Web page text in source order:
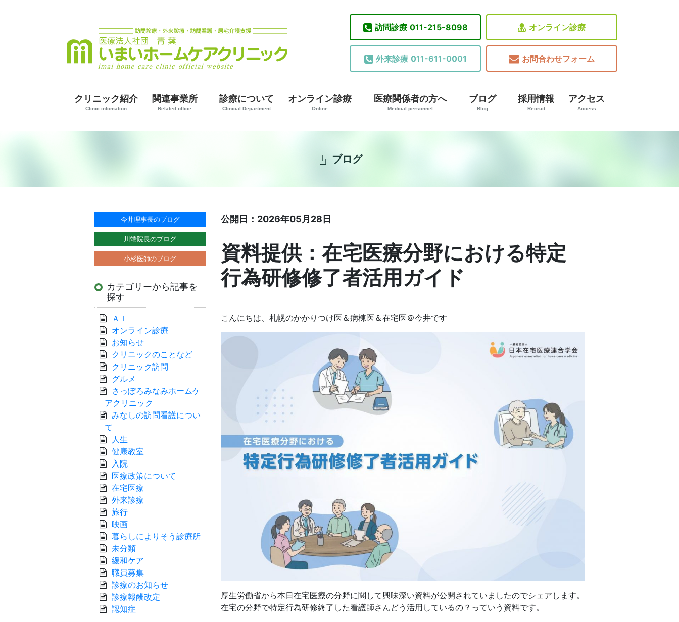
訪問診療 011-215-8098
外来診療 011-611-0001
オンライン診療
お問合わせフォーム
クリニック紹介
Clinic infomation
関連事業所
Related office
診療について
Clinical Department
オンライン診療
Online
医療関係者の方へ
Medical personnel
ブログ
Blog
採用情報
Recruit
アクセス
Access
ブログ
公開日：2026年05月28日
資料提供：在宅医療分野における特定
行為研修修了者活用ガイド
こんにちは、札幌のかかりつけ医＆病棟医＆在宅医＠今井です
厚生労働省から本日在宅医療の分野に関して興味深い資料が公開されていましたのでシェアします。
在宅の分野で特定行為研修終了した看護師さんどう活用しているの？っていう資料です。
今井理事長のブログ
川端院長のブログ
小杉医師のブログ
カテゴリーから記事を
探す
ＡＩ
オンライン診療
お知らせ
クリニックのことなど
クリニック訪問
グルメ
さっぽろみなみホームケ
アクリニック
みなしの訪問看護につい
て
人生
健康教室
入院
医療政策について
在宅医療
外来診療
旅行
映画
暮らしによりそう診療所
未分類
緩和ケア
職員募集
診療のお知らせ
診療報酬改定
認知症